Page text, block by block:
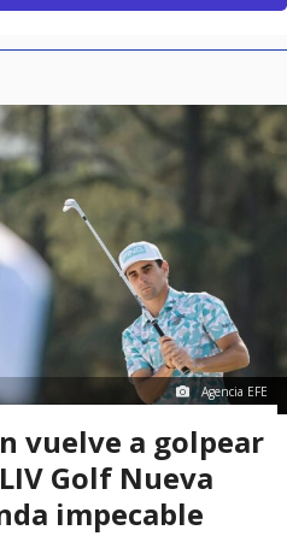
Agencia EFE
vuelve a golpear
Golf Nueva
impecable